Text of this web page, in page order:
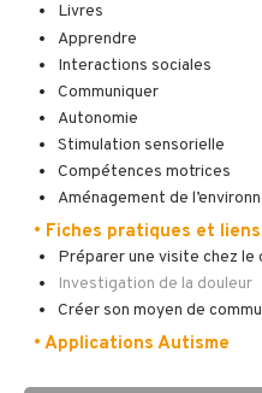
Livres
Apprendre
Interactions sociales
Communiquer
Autonomie
Stimulation sensorielle
Compétences motrices
Aménagement de
• Fiches pratiques et
Préparer une visite chez le
Investigation de la douleur
Créer son moyen de
• Applications Autisme